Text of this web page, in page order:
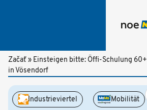
Začať» Einsteigen bitte: Öffi-Schulung 60+
in Vösendorf
Industrieviertel Mobilität